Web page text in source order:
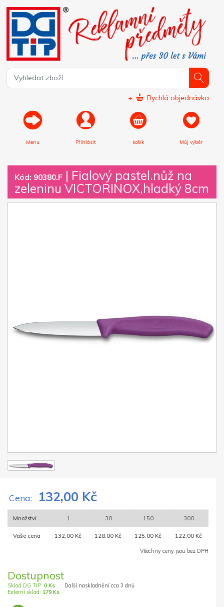
+ Rychlá objednávka
Menu Přihlásit košík Můj výběr
Kód: 90380.F | Fialový pastel.nůž na
zeleninu VICTORINOX,hladký 8cm
Cena: 132,00 Kč
Množství 1 30 150 300
Vaše cena 132,00 Kč 128,00 Kč 125,00 Kč 122,00 Kč
Všechny ceny jsou bez DPH
Dostupnost
Sklad DG TIP: 0 Ks
Externí sklad: 179 Ks
Další naskladnění cca 3 dnů